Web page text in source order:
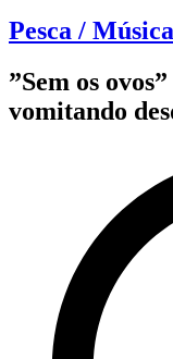
Pesca / Música
”Sem os
vomitando